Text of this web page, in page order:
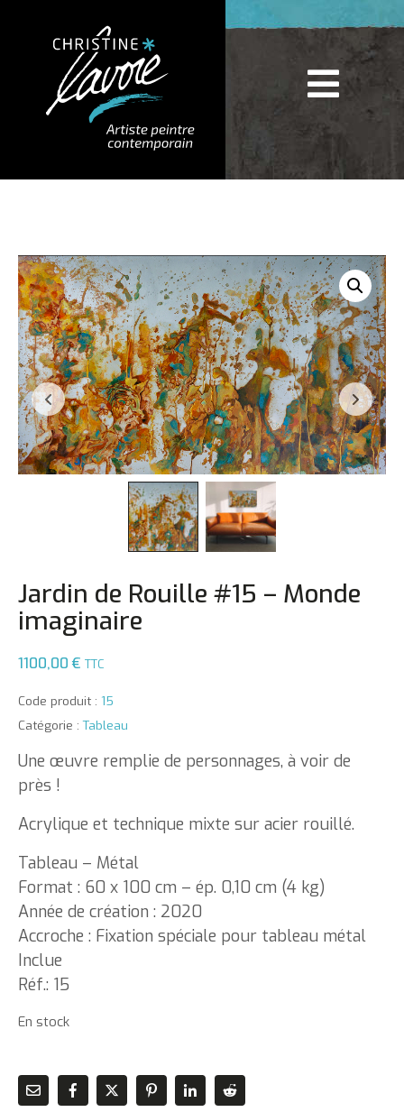
Jardin de Rouille #15 – Monde
imaginaire
1100,00 € TTC
Code produit : 15
Catégorie : Tableau
Une œuvre remplie de personnages, à voir de
près !
Acrylique et technique mixte sur acier rouillé.
Tableau – Métal
Format : 60 x 100 cm – ép. 0,10 cm (4 kg)
Année de création : 2020
Accroche : Fixation spéciale pour tableau métal
Inclue
Réf.: 15
En stock